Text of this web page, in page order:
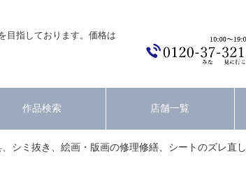
目指しております。価格は
作品検索 店舗一覧
シミ抜き、絵画・版画の修理修繕、シートのズレ直し